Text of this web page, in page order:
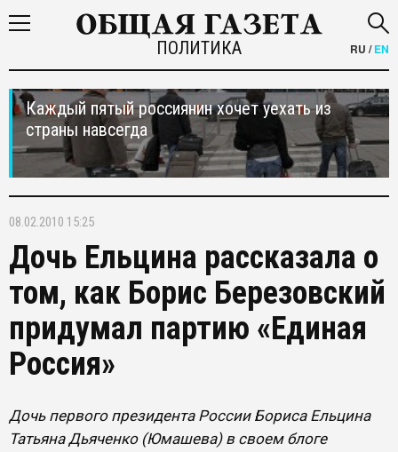
ПОЛИТИКА RU /EN
Каждый пятый россиянин хочет уехать из
страны навсегда
08.02.2010 15:25
Дочь Ельцина рассказала о
том, как Борис Березовский
придумал партию «Единая
Россия»
Дочь первого президента России Бориса Ельцина
Татьяна Дьяченко (Юмашева) в своем блоге